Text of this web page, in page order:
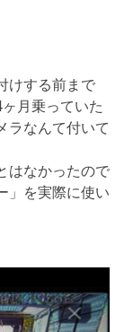
けする前まで
月乗っていた
ラなんて付いて
はなかったので
」を実際に使い